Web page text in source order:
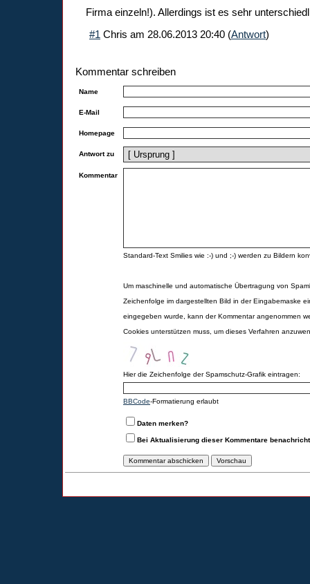
Firma einzeln!). Allerdings ist es sehr
#1 Chris am 28.06.2013 20:40 (Antwort)
Kommentar schreiben
Name
E-Mail
Homepage
Antwort zu
Kommentar
Standard-Text Smilies wie :-) und ;-) werden zu Bildern
Um maschinelle und automatische Übertragung von
Zeichenfolge im dargestellten Bild in der Eingabemaske
eingegeben wurde, kann der Kommentar angenommen
Cookies unterstützen muss, um dieses Verfahren
Hier die Zeichenfolge der Spamschutz-Grafik eintragen:
BBCode-Formatierung erlaubt
Daten merken?
Bei Aktualisierung dieser Kommentare